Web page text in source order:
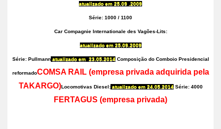
atualizado em 25.09 .2009
Série: 1000 / 1100
Car Compagnie Internationale des Vagões-Lits:
atualizado em25.09.2009
Série: Pullmannatualizado em 23.05.2014Composição do Comboio Presidencial
reformadoCOMSA RAIL (empresa privada adquirida pela
TAKARGO)Locomotivas Diesel:atualizado em24.05.2014Série: 4000
FERTAGUS (empresa privada)